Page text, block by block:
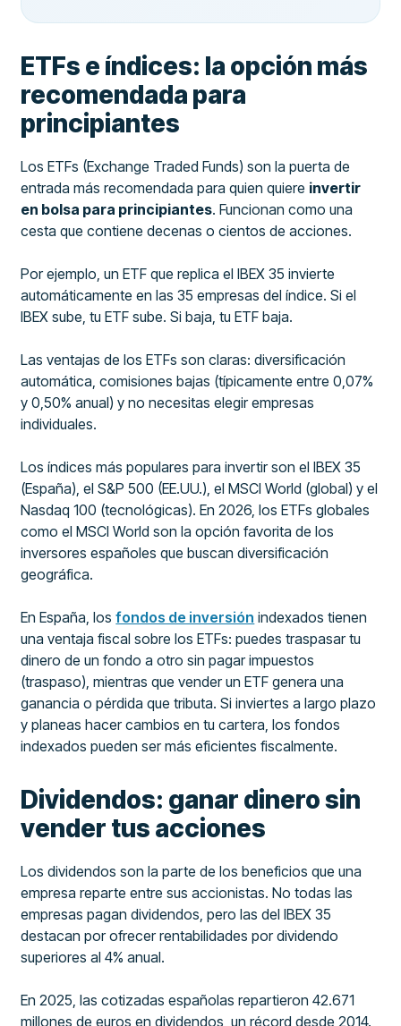
ETFs e índices: la opción más
recomendada para
principiantes
Los ETFs (Exchange Traded Funds) son la puerta de
entrada más recomendada para quien quiere invertir
en bolsa para principiantes. Funcionan como una
cesta que contiene decenas o cientos de acciones.
Por ejemplo, un ETF que replica el IBEX 35 invierte
automáticamente en las 35 empresas del índice. Si el
IBEX sube, tu ETF sube. Si baja, tu ETF baja.
Las ventajas de los ETFs son claras: diversificación
automática, comisiones bajas (típicamente entre 0,07%
y 0,50% anual) y no necesitas elegir empresas
individuales.
Los índices más populares para invertir son el IBEX 35
(España), el S&P 500 (EE.UU.), el MSCI World (global) y el
Nasdaq 100 (tecnológicas). En 2026, los ETFs globales
como el MSCI World son la opción favorita de los
inversores españoles que buscan diversificación
geográfica.
En España, losfondos de inversión indexados tienen
una ventaja fiscal sobre los ETFs: puedes traspasar tu
dinero de un fondo a otro sin pagar impuestos
(traspaso), mientras que vender un ETF genera una
ganancia o pérdida que tributa. Si inviertes a largo plazo
y planeas hacer cambios en tu cartera, los fondos
indexados pueden ser más eficientes fiscalmente.
Dividendos: ganar dinero sin
vender tus acciones
Los dividendos son la parte de los beneficios que una
empresa reparte entre sus accionistas. No todas las
empresas pagan dividendos, pero las del IBEX 35
destacan por ofrecer rentabilidades por dividendo
superiores al 4% anual.
En 2025, las cotizadas españolas repartieron 42.671
millones de euros en dividendos, un récord desde 2014.